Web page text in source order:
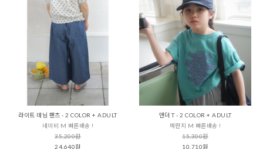
라이트 데님 팬츠 - 2 COLOR + ADULT
네이비 M 빠른배송 !
35,200원
24,640원
앤더 T - 2 COLOR + ADULT
메란지 M 빠른배송 !
15,300원
10,710원